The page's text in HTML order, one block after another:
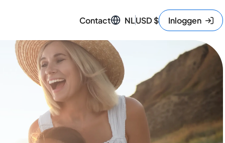
Contact NLUSD$ Inloggen